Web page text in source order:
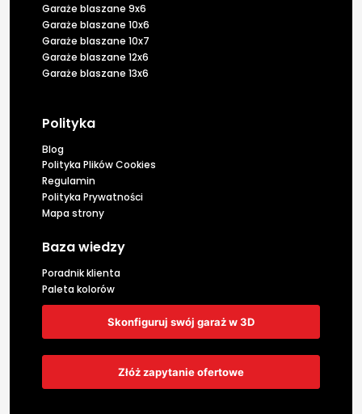
Garaże blaszane 9x6
Garaże blaszane 10x6
Garaże blaszane 10x7
Garaże blaszane 12x6
Garaże blaszane 13x6
Polityka
Blog
Polityka Plików Cookies
Regulamin
Polityka Prywatności
Mapa strony
Baza wiedzy
Poradnik klienta
Paleta kolorów
Skonfiguruj swój garaż w 3D
Złóż zapytanie ofertowe